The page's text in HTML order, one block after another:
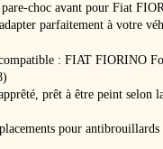
choc avant pour Fiat
parfaitement à votre
: FIAT FIORINO
prêt à être peint selon
pour antibrouillards